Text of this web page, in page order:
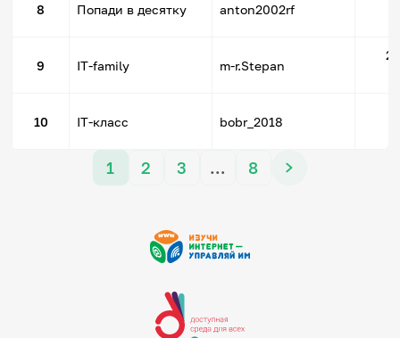
8 Попади в десятку anton2002rf
9 IT-family m-r.Stepan
10 IT-класс bobr_2018
1 2 3 … 8